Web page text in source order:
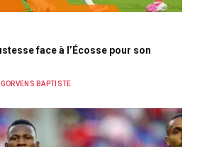
face à l’Écosse pour son
GORVENS BAPTISTE